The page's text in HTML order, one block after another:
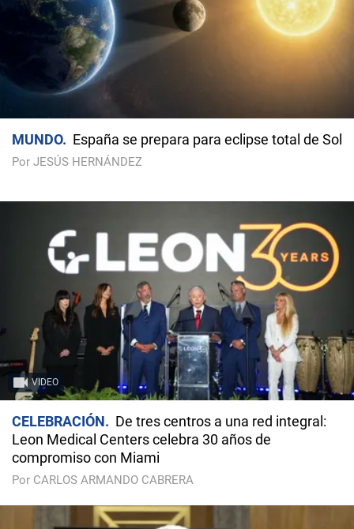
MUNDO España se prepara para eclipse total de Sol
Por JESÚS HERNÁNDEZ
VIDEO
CELEBRACIÓN
De tres centros a una red integral:
Leon Medical Centers celebra 30 años de
compromiso con Miami
Por CARLOS ARMANDO CABRERA